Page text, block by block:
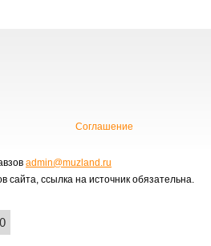
Соглашение
admin@muzland.ru
сайта, ссылка на источник обязательна.